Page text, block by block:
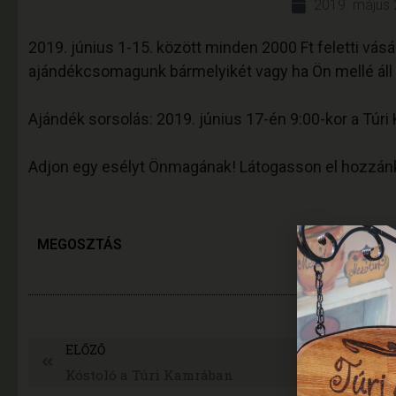
2019. május
2019. június 1-15. között minden 2000 Ft feletti
ajándékcsomagunk bármelyikét vagy ha Ön mellé áll
Ajándék sorsolás: 2019. június 17-én 9:00-kor a Túri
Adjon egy esélyt Önmagának! Látogasson el
MEGOSZTÁS
ELŐZŐ